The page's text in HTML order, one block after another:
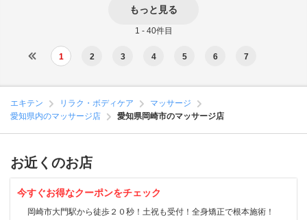
もっと見る
1 - 40件目
1 2 3 4 5 6 7
エキテン リラク・ボディケア
マッサージ
愛知県内のマッサージ店
愛知県岡崎市のマッサージ店
お近くのお店
今すぐお得なクーポンをチェック
岡崎市大門駅から徒歩２０秒！土祝も受付！全身矯正で根本施術！